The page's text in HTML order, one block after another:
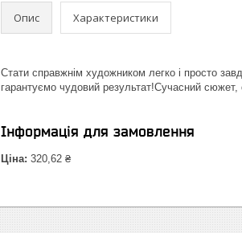
Опис Характеристики
Стати справжнім художником легко і просто
гарантуємо чудовий результат!Сучасний сюжет,
Інформація для замовлення
Ціна: 320,62 ₴